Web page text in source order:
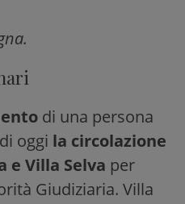
di una persona
oggi la circolazione
e Villa Selva per
Giudiziaria. Villa